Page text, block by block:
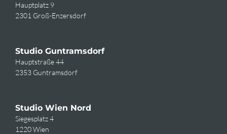
Hauptplatz 9
2301 Groß-Enzersdorf
Studio Guntramsdorf
Hauptstraße 44
2353 Guntramsdorf
Studio Wien Nord
Siegesplatz 4
1220 Wien